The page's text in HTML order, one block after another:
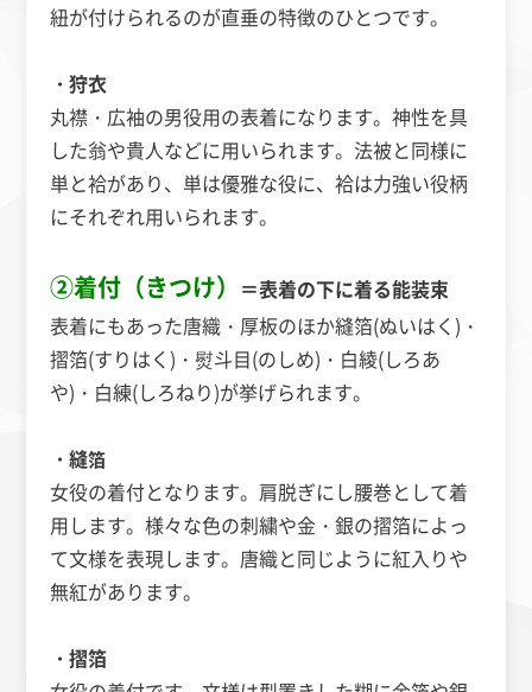
紐が付けられるのが直垂の特徴のひとつです。
・狩衣
丸襟・広袖の男役用の表着になります。神性を具
した翁や貴人などに用いられます。法被と同様に
単と袷があり、単は優雅な役に、袷は力強い役柄
にそれぞれ用いられます。
②着付（きつけ）
＝表着の下に着る能装束
表着にもあった唐織・厚板のほか縫箔(ぬいはく)・
摺箔(すりはく)・熨斗目(のしめ)・白綾(しろあ
や)・白練(しろねり)が挙げられます。
・縫箔
女役の着付となります。肩脱ぎにし腰巻として着
用します。様々な色の刺繍や金・銀の摺箔によっ
て文様を表現します。唐織と同じように紅入りや
無紅があります。
・摺箔